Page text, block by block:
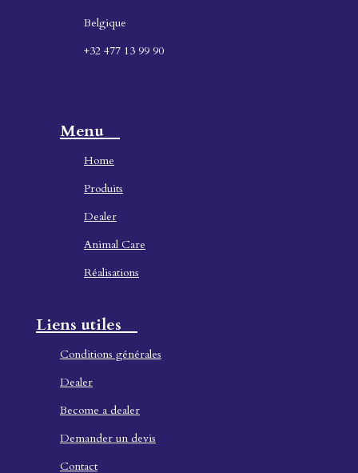
Belgique
+32 477 13 99 90
Menu
Home
Produits
Dealer
Animal Care
Réalisations
Liens utiles
Conditions générales
Dealer
Become a dealer
Demander un devis
Contact